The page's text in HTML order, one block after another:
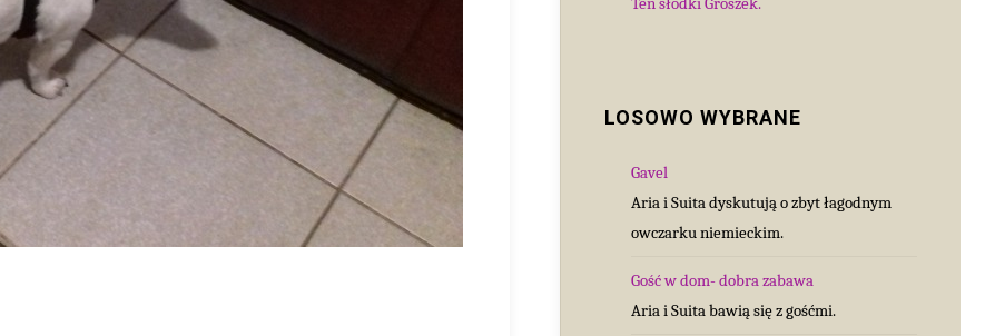
LOSOWO WYBRANE
Gavel
Aria i Suita dyskutują o zbyt łagodnym
owczarku niemieckim.
Gość w dom- dobra zabawa
Aria i Suita bawią się z gośćmi.